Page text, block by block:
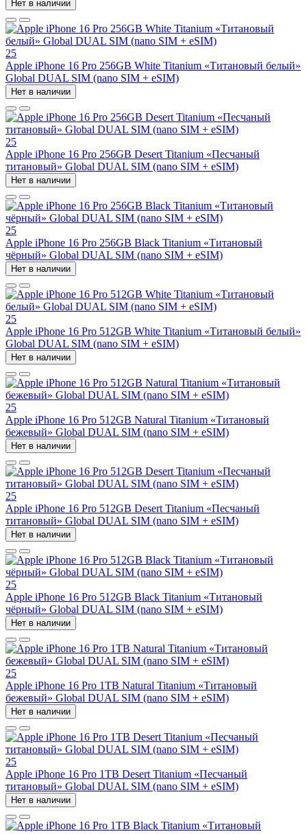
Нет в наличии
25
Apple iPhone 16 Pro 256GB White Titanium «Титановый белый»
Global DUAL SIM (nano SIM + eSIM)
Нет в наличии
25
Apple iPhone 16 Pro 256GB Desert Titanium «Песчаный
титановый» Global DUAL SIM (nano SIM + eSIM)
Нет в наличии
25
Apple iPhone 16 Pro 256GB Black Titanium «Титановый
чёрный» Global DUAL SIM (nano SIM + eSIM)
Нет в наличии
25
Apple iPhone 16 Pro 512GB White Titanium «Титановый белый»
Global DUAL SIM (nano SIM + eSIM)
Нет в наличии
25
Apple iPhone 16 Pro 512GB Natural Titanium «Tитановый
бежевый» Global DUAL SIM (nano SIM + eSIM)
Нет в наличии
25
Apple iPhone 16 Pro 512GB Desert Titanium «Песчаный
титановый» Global DUAL SIM (nano SIM + eSIM)
Нет в наличии
25
Apple iPhone 16 Pro 512GB Black Titanium «Титановый
чёрный» Global DUAL SIM (nano SIM + eSIM)
Нет в наличии
25
Apple iPhone 16 Pro 1TB Natural Titanium «Tитановый
бежевый» Global DUAL SIM (nano SIM + eSIM)
Нет в наличии
25
Apple iPhone 16 Pro 1TB Desert Titanium «Песчаный
титановый» Global DUAL SIM (nano SIM + eSIM)
Нет в наличии